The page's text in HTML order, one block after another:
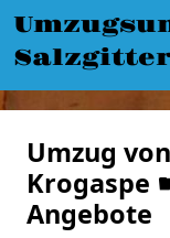
Umzug
Krogaspe
Angebote